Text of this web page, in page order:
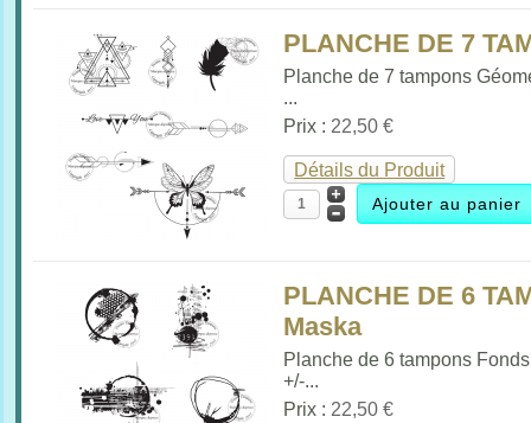
PLANCHE DE 7
Planche de 7 tampons
...
Prix : 22,50 €
Détails du Produit
PLANCHE DE 6
Maska
Planche de 6 tampons Fonds
+/-...
Prix : 22,50 €